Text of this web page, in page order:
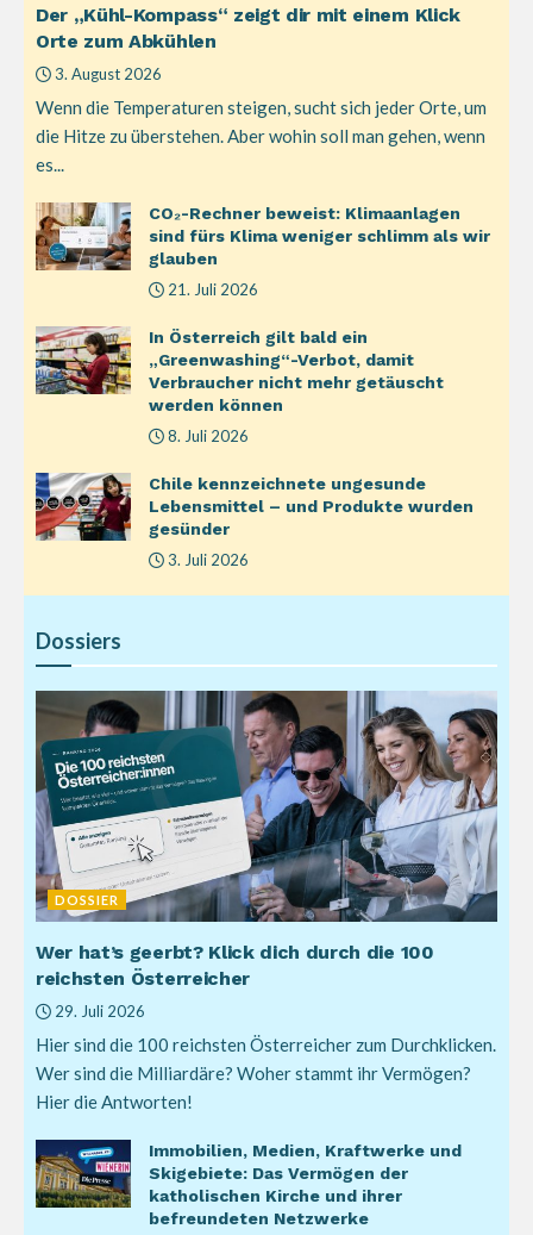
Der „Kühl-Kompass“ zeigt dir mit einem Klick
Orte zum Abkühlen
3. August 2026
Wenn die Temperaturen steigen, sucht sich jeder Orte, um
die Hitze zu überstehen. Aber wohin soll man gehen, wenn
es...
CO₂-Rechner beweist: Klimaanlagen
sind fürs Klima weniger schlimm als wir
glauben
21. Juli 2026
In Österreich gilt bald ein
„Greenwashing“-Verbot, damit
Verbraucher nicht mehr getäuscht
werden können
8. Juli 2026
Chile kennzeichnete ungesunde
Lebensmittel – und Produkte wurden
gesünder
3. Juli 2026
Dossiers
DOSSIER
Wer hat’s geerbt? Klick dich durch die 100
reichsten Österreicher
29. Juli 2026
Hier sind die 100 reichsten Österreicher zum Durchklicken.
Wer sind die Milliardäre? Woher stammt ihr Vermögen?
Hier die Antworten!
Immobilien, Medien, Kraftwerke und
Skigebiete: Das Vermögen der
katholischen Kirche und ihrer
befreundeten Netzwerke